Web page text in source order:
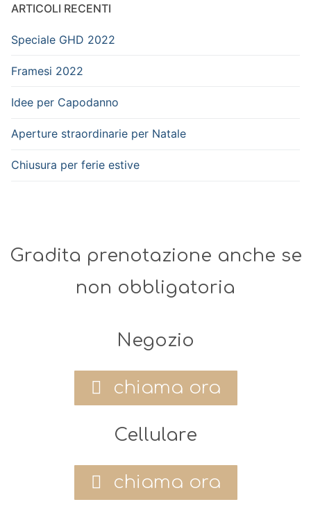
ARTICOLI RECENTI
Speciale GHD 2022
Framesi 2022
Idee per Capodanno
Aperture straordinarie per Natale
Chiusura per ferie estive
Gradita prenotazione anche se
non obbligatoria
Negozio
chiama ora
Cellulare
chiama ora